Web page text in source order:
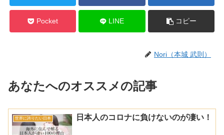
Pocket LINE コピー
Nori（本城 武則）
あなたへのオススメの記事
世界に誇りたい日本 日本人のコロナに負けないのが凄い！